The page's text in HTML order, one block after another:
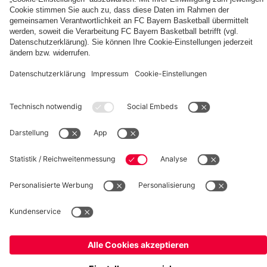
fcbayern.com Basketball Allianz Arena
Impressum Datenschutz Nutzungsbedingungen Barrierefreiheit
Kinder- und Jugendschutz Hinweisgebersystem FAQ
Kontakt